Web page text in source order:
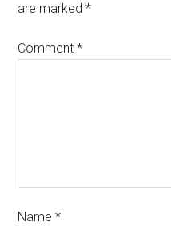
are marked*
Comment*
Name*